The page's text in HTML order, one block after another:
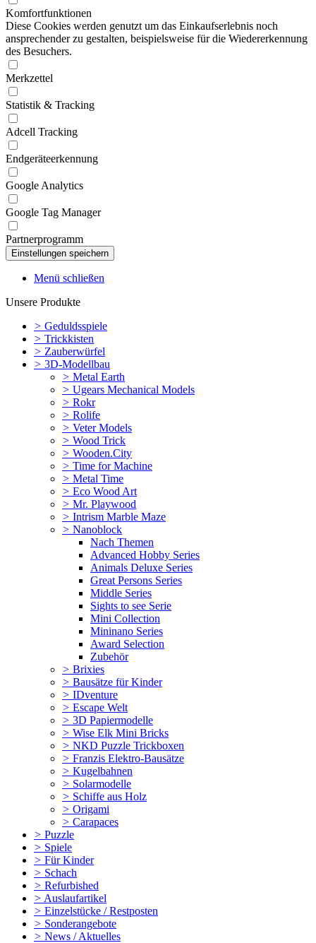
Komfortfunktionen
Diese Cookies werden genutzt um das Einkaufserlebnis noch
ansprechender zu gestalten, beispielsweise für die Wiedererkennung
des Besuchers.
Merkzettel
Statistik & Tracking
Adcell Tracking
Endgeräteerkennung
Google Analytics
Google Tag Manager
Partnerprogramm
Menü schließen
Unsere Produkte
> Geduldsspiele
> Trickkisten
> Zauberwürfel
> 3D-Modellbau
> Metal Earth
> Ugears Mechanical Models
> Rokr
> Rolife
> Veter Models
> Wood Trick
> Wooden.City
> Time for Machine
> Metal Time
> Eco Wood Art
> Mr. Playwood
> Intrism Marble Maze
> Nanoblock
Nach Themen
Advanced Hobby Series
Animals Deluxe Series
Great Persons Series
Middle Series
Sights to see Serie
Mini Collection
Mininano Series
Award Selection
Zubehör
> Brixies
> Bausätze für Kinder
> IDventure
> Escape Welt
> 3D Papiermodelle
> Wise Elk Mini Bricks
> NKD Puzzle Trickboxen
> Franzis Elektro-Bausätze
> Kugelbahnen
> Solarmodelle
> Schiffe aus Holz
> Origami
> Carapaces
> Puzzle
> Spiele
> Für Kinder
> Schach
> Refurbished
> Auslaufartikel
> Einzelstücke / Restposten
> Sonderangebote
> News / Aktuelles